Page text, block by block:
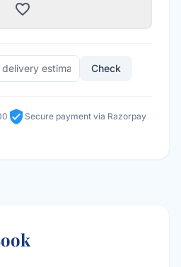
favorite_border
Check
verified_user Secure payment via Razorpay